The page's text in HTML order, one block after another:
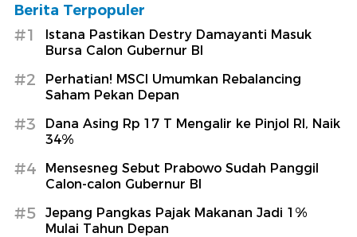
Berita Terpopuler
#1
Istana Pastikan Destry Damayanti Masuk
Bursa Calon Gubernur BI
#2
Perhatian! MSCI Umumkan Rebalancing
Saham Pekan Depan
#3
Dana Asing Rp 17 T Mengalir ke Pinjol RI, Naik
34%
#4
Mensesneg Sebut Prabowo Sudah Panggil
Calon-calon Gubernur BI
#5
Jepang Pangkas Pajak Makanan Jadi 1%
Mulai Tahun Depan